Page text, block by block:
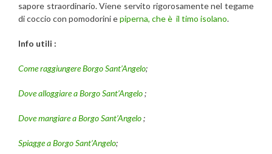
sapore straordinario. Viene servito rigorosamente nel tegame
di coccio con pomodorini epiperna, che è il timo isolano.
Info utili :
Come raggiungere Borgo Sant’Angelo;
Dove alloggiare a Borgo Sant’Angelo;
Dove mangiare a Borgo Sant’Angelo;
Spiagge a Borgo Sant’Angelo;